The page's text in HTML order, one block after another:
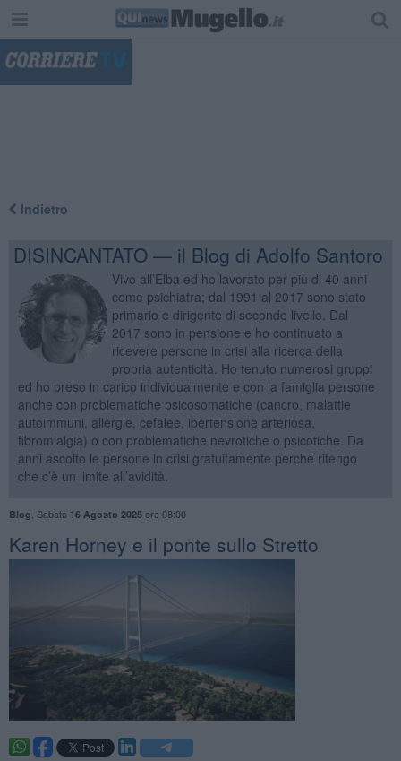
Indietro
DISINCANTATO — il Blog di Adolfo Santoro
Vivo all’Elba ed ho lavorato per più di 40 anni
come psichiatra; dal 1991 al 2017 sono stato
primario e dirigente di secondo livello. Dal
2017 sono in pensione e ho continuato a
ricevere persone in crisi alla ricerca della
propria autenticità. Ho tenuto numerosi gruppi
ed ho preso in carico individualmente e con la famiglia persone
anche con problematiche psicosomatiche (cancro, malattie
autoimmuni, allergie, cefalee, ipertensione arteriosa,
fibromialgia) o con problematiche nevrotiche o psicotiche. Da
anni ascolto le persone in crisi gratuitamente perché ritengo
che c’è un limite all’avidità.
Blog Sabato 16 Agosto 2025ore 08:00
​Karen Horney e il ponte sullo Stretto